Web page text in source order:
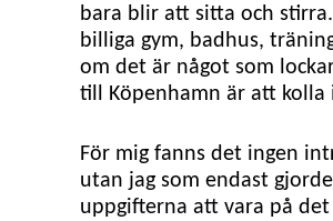
bara blir att sitta och
billiga gym, badhus,
om det är något som
till Köpenhamn är att
För mig fanns det ingen
utan jag som endast
uppgifterna att vara på